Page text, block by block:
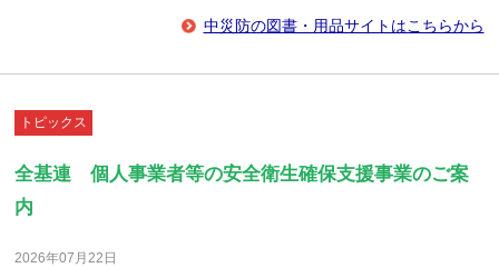
中災防の図書・用品サイトはこちらから
トピックス
全基連 個人事業者等の安全衛生確保支援事業のご案
内
2026年07月22日